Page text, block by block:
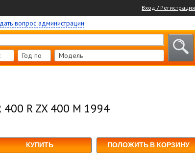
Вход / Регистрация
вопрос администрации
Год по Модель
400 R ZX 400 M 1994
КУПИТЬ ПОЛОЖИТЬ В КОРЗИНУ